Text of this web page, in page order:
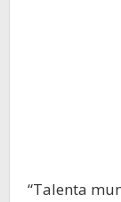
“Talenta